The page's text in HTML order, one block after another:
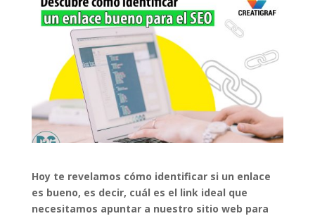
Hoy te revelamos cómo identificar si un enlace
es bueno, es decir, cuál es el link ideal que
necesitamos apuntar a nuestro sitio web para